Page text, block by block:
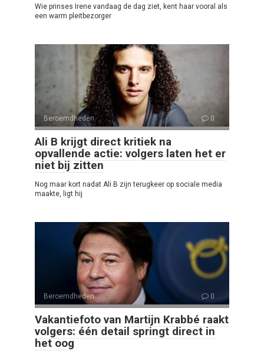
Wie prinses Irene vandaag de dag ziet, kent haar vooral als
een warm pleitbezorger
Beroemdheden 0
Ali B krijgt direct kritiek na
opvallende actie: volgers laten het er
niet bij zitten
Nog maar kort nadat Ali B zijn terugkeer op sociale media
maakte, ligt hij
Beroemdheden 0
Vakantiefoto van Martijn Krabbé raakt
volgers: één detail springt direct in
het oog